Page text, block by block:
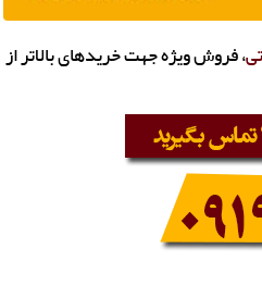
، فروش ویژه جهت خریدهای بالاتر از